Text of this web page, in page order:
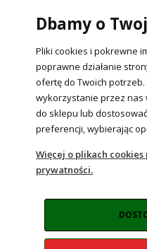
Internetowy sklep
NIP: 6090037061, REGON:
POKAŻ
Sklep
Dbamy o
Pliki cookies i pokrewne
poprawne działanie
ofertę do Twoich
wykorzystanie przez nas
do sklepu lub
preferencji, wybierając
Więcej o plikach
prywatności.